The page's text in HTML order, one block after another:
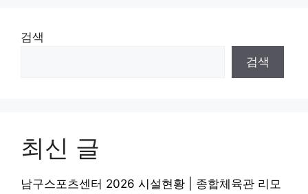
검색
검색
최신 글
남구스포츠센터 2026 시설현황 | 종합체육관 리모